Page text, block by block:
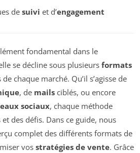
de suivi et d’engagement
fondamental dans le
se décline sous plusieurs formats
chaque marché. Qu’il s’agisse de
, de mails ciblés, ou encore
sociaux, chaque méthode
des défis. Dans ce guide, nous
complet des différents formats de
vos stratégies de vente. Grâce